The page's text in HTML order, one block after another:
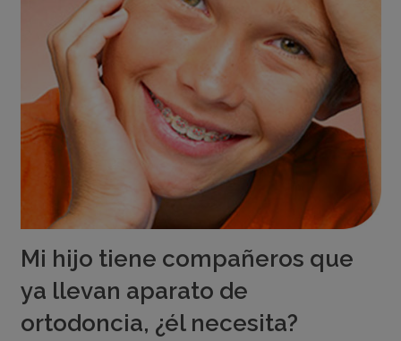
Mi hijo tiene compañeros que
ya llevan aparato de
ortodoncia, ¿él necesita?